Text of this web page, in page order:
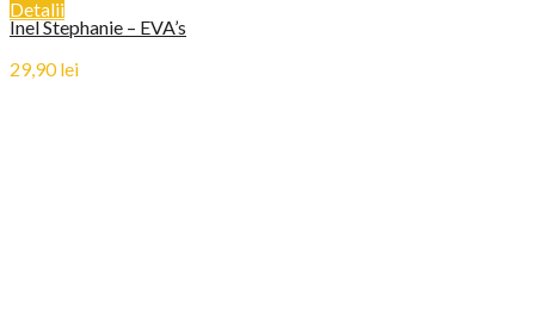
Detalii
Inel Stephanie – EVA’s
29,90lei